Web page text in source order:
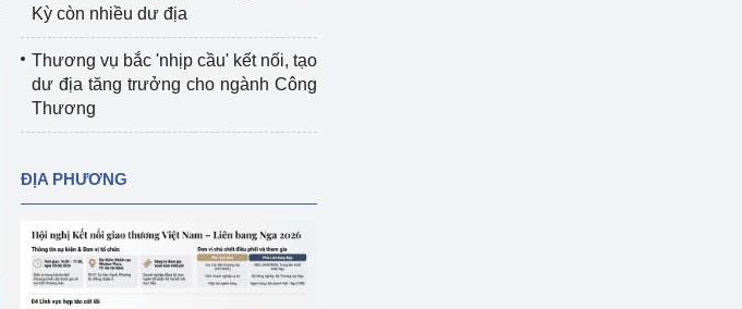
Kỳ còn nhiều dư địa
Thương vụ bắc 'nhịp cầu' kết nối, tạo
dư địa tăng trưởng cho ngành Công
Thương
ĐỊA PHƯƠNG